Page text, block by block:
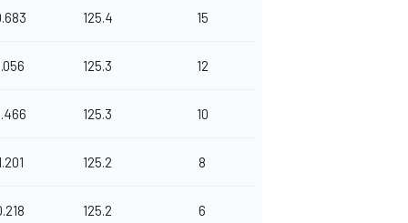
125.4 15
125.3 12
125.3 10
125.2 8
125.2 6